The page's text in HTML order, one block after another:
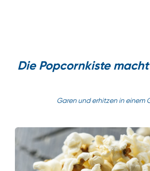
Die Popcornkiste
Garen und erhitzen in einem